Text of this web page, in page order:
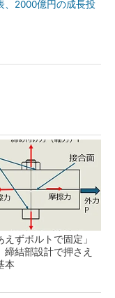
、2000億円の成長投
えずボルトで固定」
結部設計で押さえ
本